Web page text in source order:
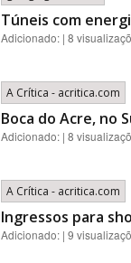
Túneis com
Adicionado: | 8
A Crítica - acritica.com
Boca do Acre, no
Adicionado: | 8
A Crítica - acritica.com
Ingressos para
Adicionado: | 9